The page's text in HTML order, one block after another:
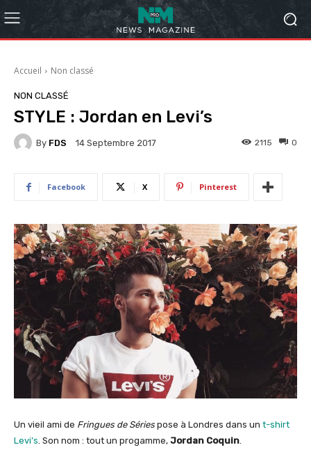
Accueil Non classé
NON CLASSÉ
STYLE : Jordan en Levi’s
By FDS 14 Septembre 2017 0
2115
Facebook X Pinterest
Un vieil ami de Fringues de Séries pose à Londres dans un t-shirt
Levi’s . Son nom : tout un progamme, Jordan Coquin